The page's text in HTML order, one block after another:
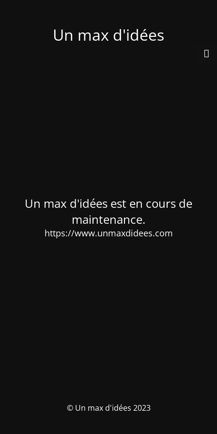
Un max d'idées
Un max d'idées est en cours de
maintenance.
https://www.unmaxdidees.com
© Un max d'idées 2023